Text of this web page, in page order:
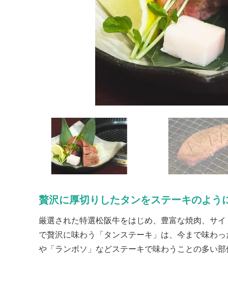
贅沢に厚切りしたタンをステーキのよう
厳選された特選松阪牛をはじめ、豊富な焼肉、サ
で贅沢に味わう「タンステーキ」は、今まで味わ
や「ランボソ」などステーキで味わうことの多い